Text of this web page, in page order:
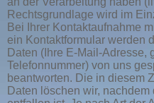
Rechtsgrundlage wird im
Bei Ihrer Kontaktaufnahme
ein Kontaktformular werden
Daten (Ihre E-Mail-Adresse,
Telefonnummer) von uns
beantworten. Die in diesem
Daten löschen wir,